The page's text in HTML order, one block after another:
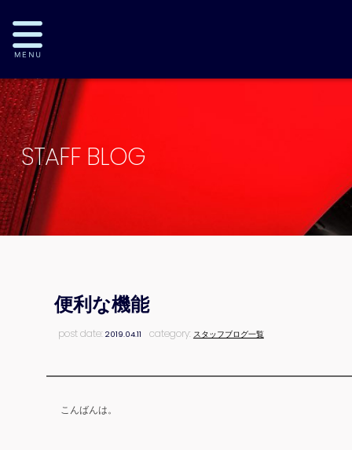
STAFF BLOG
便利な機能
post date:2019.04.11 category: スタッフブログ一覧
こんばんは。